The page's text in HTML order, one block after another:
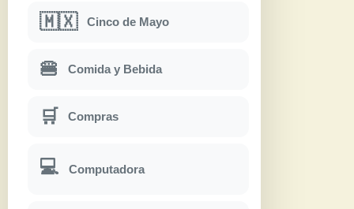
🇲🇽 Cinco de Mayo
🍔 Comida y Bebida
🛒 Compras
💻 Computadora